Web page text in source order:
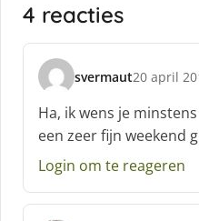
4 reacties
svermaut
s
c
h
r
e
f
20 april
Ha, ik wens je
een zeer fijn weekend
Login om te reageren